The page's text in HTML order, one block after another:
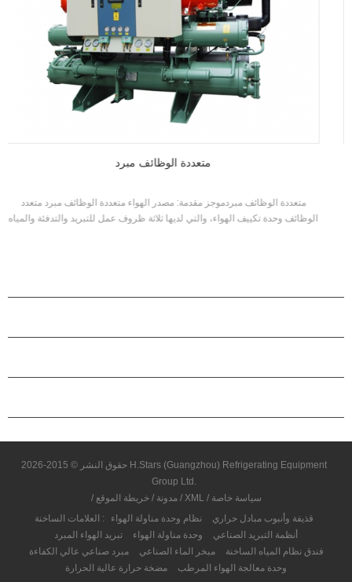
تبريد المياه مبرد برغي
مبرد المياه الصناعية مقدمة: آلة الصناعة المسمار المبردة بالماء هي سلسلة من
المنتجات للصناعة التطبيقات. هناك 52 مواصفات قياسية ل وحدة. العلامة التجارية:
حقوق النشر © 2015-2026 H.Stars (Guangzhou) Refrigerating Equipment
Group Ltd.
/
مدونة /خريطة الموقع / XML / سياسة خاصة
العلامات الساخنة :
نظام وحدة مناولة الهواء
قذيفة وأنبوب مبادل حراري
تبريد الهواء المبرد
وحدة مناولة الهواء
أنظمة التبريد الصناعي
مبرد صناعي عالي الكفاءة
مبخر الماء الصناعي
فندق نظام المياه الساخنة
مضخة حرارة عالية الحرارة
وحدة معالجة الهواء المرطب